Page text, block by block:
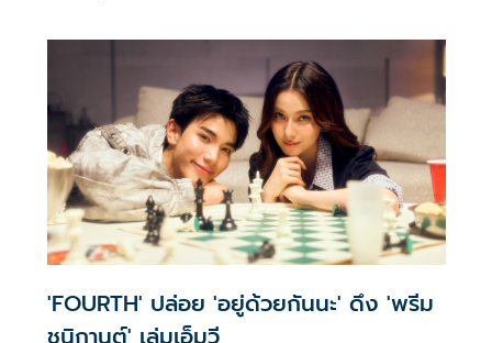
เทนต์โพรไวเดอร์ชั้นนำของเมืองไทย ที่สร้างความทรงจำแรก
ปล่อยเสน่ห์ล้นเวที พร้อมเอนเนอร์จี้เต็มร้อยโชว์จัดเต็มครบทุก
โมเมนต์ จนแฟนๆ ใจละลาย
'FOURTH' ปล่อย 'อยู่ด้วยกันนะ' ดึง 'พรีม
ชนิกานต์' เล่มเอ็มวี